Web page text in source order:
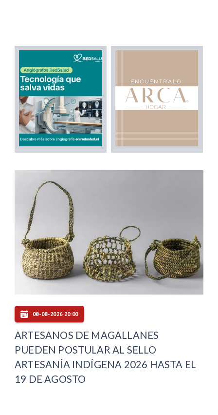
08-08-2026 20:00
ARTESANOS DE MAGALLANES
PUEDEN POSTULAR AL SELLO
ARTESANÍA INDÍGENA 2026 HASTA EL
19 DE AGOSTO